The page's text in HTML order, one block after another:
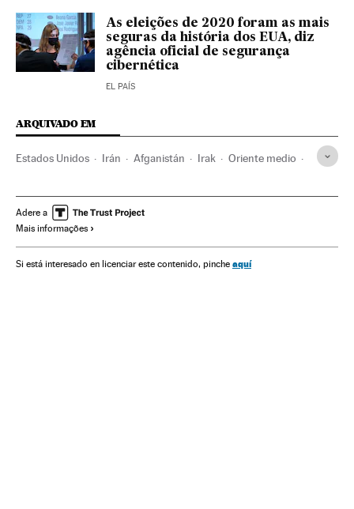
As eleições de 2020 foram as mais
seguras da história dos EUA, diz
agência oficial de segurança
cibernética
EL PAÍS
ARQUIVADO EM
Estados Unidos Irán Afganistán Irak Oriente medio
Adere a
Mais informações
Si está interesado en licenciar este contenido, pinche aquí